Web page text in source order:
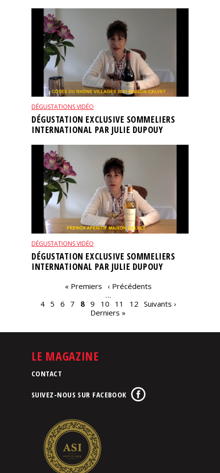
DÉGUSTATIONS VIDÉO
DÉGUSTATION EXCLUSIVE SOMMELIERS
INTERNATIONAL PAR JULIE DUPOUY
DÉGUSTATIONS VIDÉO
DÉGUSTATION EXCLUSIVE SOMMELIERS
INTERNATIONAL PAR JULIE DUPOUY
« Premiers
‹ Précédents
…
4
5 6 7 8 9 10 11 12 Suivants ›
Derniers »
LE MAGAZINE
CONTACT
SUIVEZ-NOUS SUR FACEBOOK